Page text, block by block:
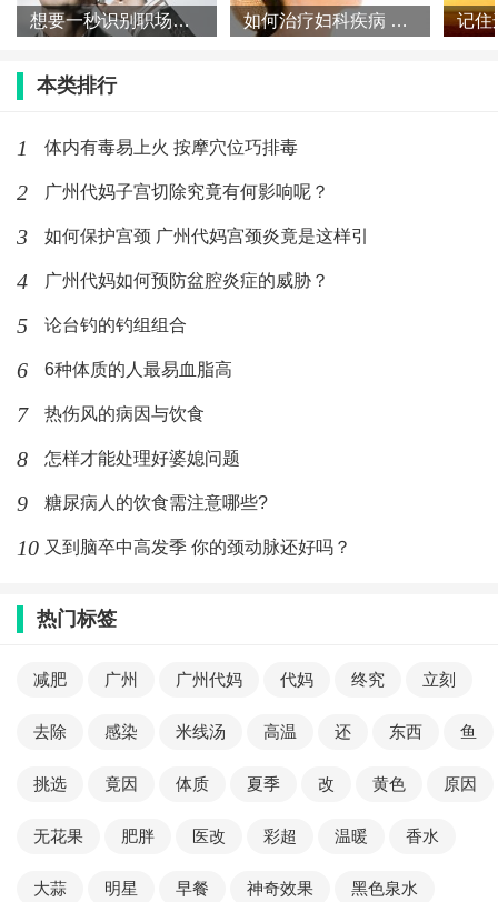
想要一秒识别职场里的色男 六大绝招看过 如何治疗妇科疾病 慢性宫颈炎吃什么药好
本类排行
1 体内有毒易上火 按摩穴位巧排毒
2 广州代妈子宫切除究竟有何影响呢？
3 如何保护宫颈 广州代妈宫颈炎竟是这样引
4 广州代妈如何预防盆腔炎症的威胁？
5 论台钓的钓组组合
6 6种体质的人最易血脂高
7 热伤风的病因与饮食
8 怎样才能处理好婆媳问题
9 糖尿病人的饮食需注意哪些?
10 又到脑卒中高发季 你的颈动脉还好吗？
热门标签
减肥 广州 广州代妈 代妈 终究 立刻
去除 感染 米线汤 高温 还 东西 鱼
挑选 竟因 体质 夏季 改 黄色 原因
无花果 肥胖 医改 彩超 温暖 香水
大蒜 明星 早餐 神奇效果 黑色泉水